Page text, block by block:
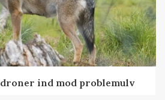
ind mod problemulv